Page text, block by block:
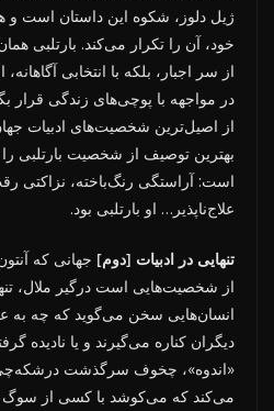
ژیل دلوز، شکوه این داستان است و
خود، آن را تکرار می‌کند. بارتلبی
از سر اجبار، بلکه با انتخابی آگاهانه،
در مواجهه با پوچی‌های زندگی قرار
از اصیل‌ترین شخصیت‌های ادبیات
بهترین توصیف از شخصیت بارتلبی را
است: آراستگی رنگ‌باخته، نزاکتی
علاج‌ناپذیر… او بارتلبی بود.
تنهایی در ادبیات [دوم] جهانی که
از شخصیت‌هایی است درگیر ملال،
انسان‌هایی سخن می‌گوید که چه به
دیگران کناره می‌گیرند و یا نادیده
«اندوه»، چخوف سرگذشت درشکه‌چی
می‌کند که می‌کوشد با کسی از سوگ